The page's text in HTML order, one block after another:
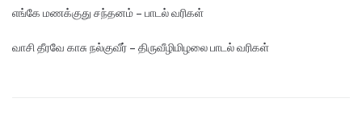
எங்கே மண‌க்குது சந்தனம் – பாடல் வரிகள்
வாசி தீரவே காசு நல்குவீர் – திருவீழிமிழலை பாடல் வரிகள்